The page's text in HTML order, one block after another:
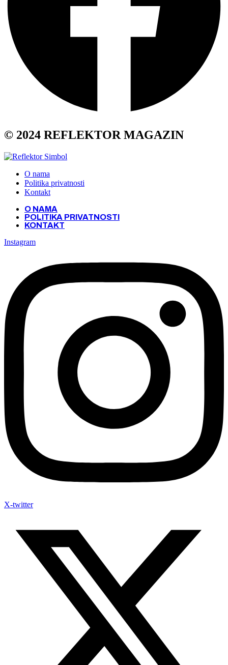
© 2024 REFLEKTOR MAGAZIN
O nama
Politika privatnosti
Kontakt
O NAMA
POLITIKA PRIVATNOSTI
KONTAKT
Instagram
X-twitter